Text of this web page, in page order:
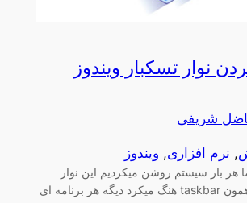
نوار تسکبار ویندوز
شریفی
, نرم افزاری, ویندوز
هر بار سیستم روشن میکردیم این نوار
تسکبار ویندوز یا همون taskbar هنگ میکرد دیگه هر برنامه ای